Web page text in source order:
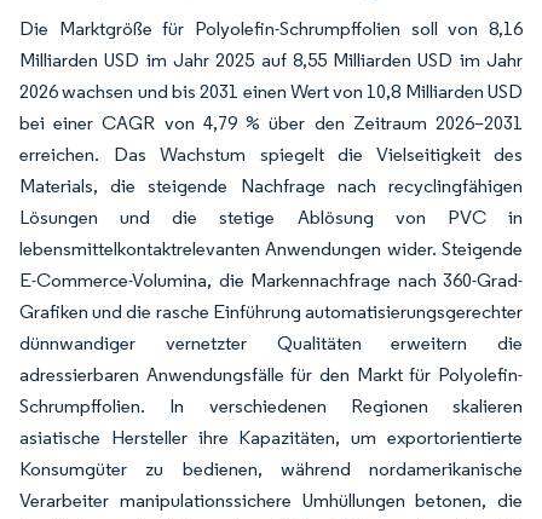
Die Marktgröße für Polyolefin-Schrumpffolien soll von 8,16
Milliarden USD im Jahr 2025 auf 8,55 Milliarden USD im Jahr
2026 wachsen und bis 2031 einen Wert von 10,8 Milliarden USD
bei einer CAGR von 4,79 % über den Zeitraum 2026–2031
erreichen. Das Wachstum spiegelt die Vielseitigkeit des
Materials, die steigende Nachfrage nach recyclingfähigen
Lösungen und die stetige Ablösung von PVC in
lebensmittelkontaktrelevanten Anwendungen wider. Steigende
E-Commerce-Volumina, die Markennachfrage nach 360-Grad-
Grafiken und die rasche Einführung automatisierungsgerechter
dünnwandiger vernetzter Qualitäten erweitern die
adressierbaren Anwendungsfälle für den Markt für Polyolefin-
Schrumpffolien. In verschiedenen Regionen skalieren
asiatische Hersteller ihre Kapazitäten, um exportorientierte
Konsumgüter zu bedienen, während nordamerikanische
Verarbeiter manipulationssichere Umhüllungen betonen, die